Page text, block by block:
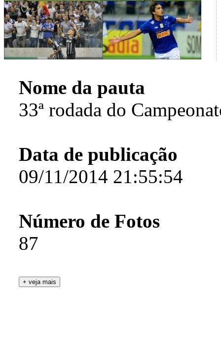
Nome da pauta
33ª rodada do
Data de publicação
09/11/2014 21:55:54
Número de Fotos
87